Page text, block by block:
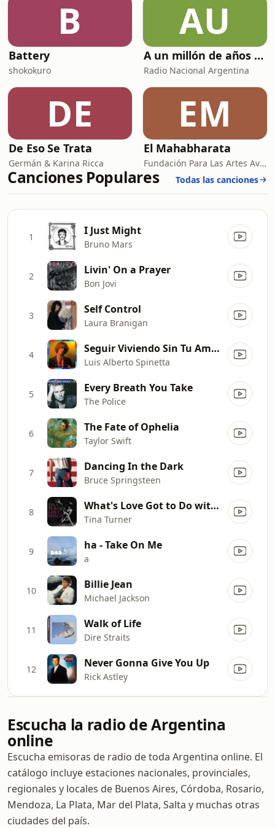
B
Battery
shokokuro
AU
A un millón de años luz: Rock argentino a través del universo
Radio Nacional Argentina
DE
De Eso Se Trata
Germán & Karina Ricca
EM
El Mahabharata
Fundación Para Las Artes Avatar Meher Baba
Canciones Populares Todas las canciones
1 I Just Might
Bruno Mars
2 Livin' On a Prayer
Bon Jovi
3 Self Control
Laura Branigan
4 Seguir Viviendo Sin Tu Amor
Luis Alberto Spinetta
5 Every Breath You Take
The Police
6 The Fate of Ophelia
Taylor Swift
7 Dancing In the Dark
Bruce Springsteen
8 What's Love Got to Do with It
Tina Turner
9 ha - Take On Me
a
10 Billie Jean
Michael Jackson
11 Walk of Life
Dire Straits
12 Never Gonna Give You Up
Rick Astley
Escucha la radio de Argentina
online
Escucha emisoras de radio de toda Argentina online. El
catálogo incluye estaciones nacionales, provinciales,
regionales y locales de Buenos Aires, Córdoba, Rosario,
Mendoza, La Plata, Mar del Plata, Salta y muchas otras
ciudades del país.